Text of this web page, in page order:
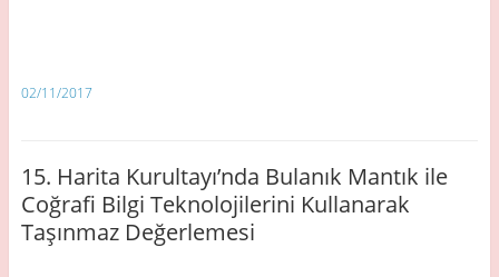
02/11/2017
15. Harita Kurultayı’nda Bulanık Mantık ile
Coğrafi Bilgi Teknolojilerini Kullanarak
Taşınmaz Değerlemesi